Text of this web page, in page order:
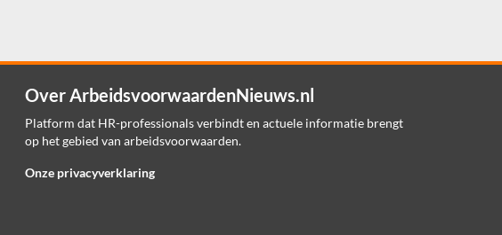
Over ArbeidsvoorwaardenNieuws.nl
Platform dat HR-professionals verbindt en actuele informatie brengt
op het gebied van arbeidsvoorwaarden.
Onze privacyverklaring